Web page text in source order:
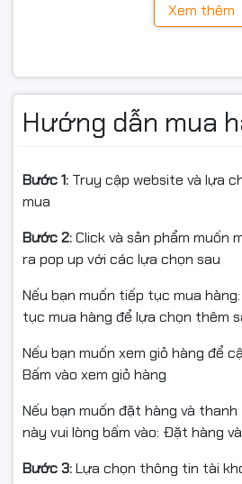
Hiệu Năng Vượt
mạnh mẽ, mang đến hiệu năng xử
Xem thêm
Hướng dẫn mua
Bước 1: Truy cập website và lựa
mua
Bước 2:Click và sản phẩm muốn
ra pop up với các lựa chọn sau
Nếu bạn muốn tiếp tục mua
tục mua hàng để lựa chọn thêm
Nếu bạn muốn xem giỏ hàng để
Bấm vào xem giỏ hàng
Nếu bạn muốn đặt hàng và
này vui lòng bấm vào: Đặt hàng
Bước 3:Lựa chọn thông tin tài